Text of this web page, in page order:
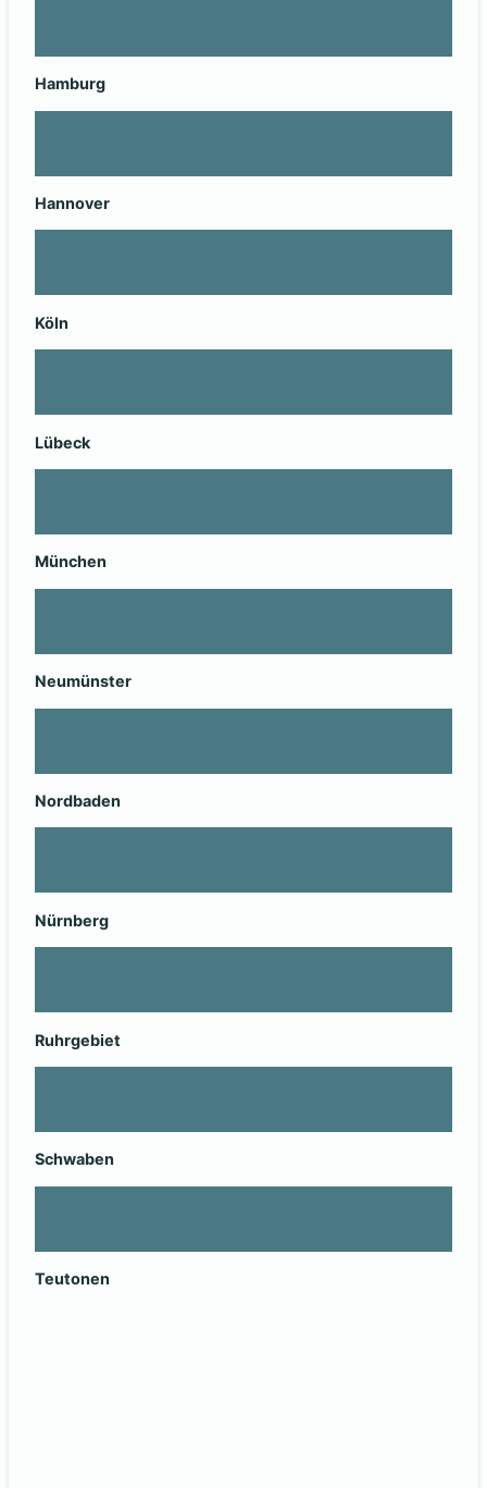
Hamburg
Hannover
Köln
Lübeck
München
Neumünster
Nordbaden
Nürnberg
Ruhrgebiet
Schwaben
Teutonen